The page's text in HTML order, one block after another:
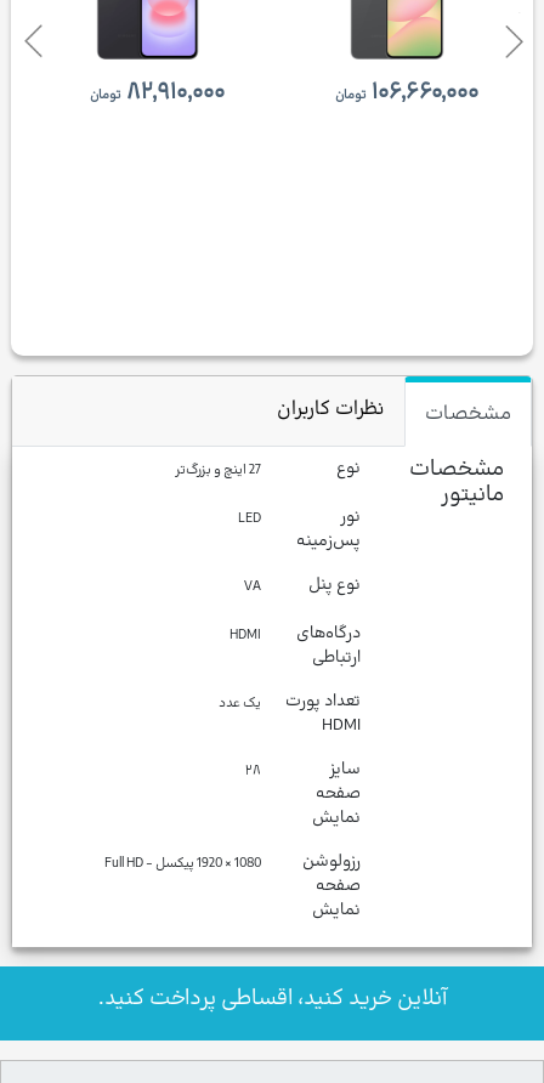
۸۲,۹۱۰,۰۰۰ تومان ۱۰۶,۶۶۰,۰۰۰ تومان
مشخصات نظرات کاربران
مشخصات
مانیتور
نوع 27 اینچ و بزرگ‌تر
نور
پس‌زمینه
LED
نوع پنل VA
درگاه‌های
ارتباطی
HDMI
تعداد پورت
HDMI
یک عدد
سایز
صفحه
نمایش
۲۸
رزولوشن
صفحه
نمایش
1080 × 1920 پیکسل - Full HD
آنلاین خرید کنید، اقساطی پرداخت کنید.